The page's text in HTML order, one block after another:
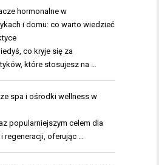
hormonalne w
i domu: co warto wiedzieć
co kryje się za
które stosujesz na …
spa i ośrodki wellness w
popularniejszym celem dla
regeneracji, oferując …